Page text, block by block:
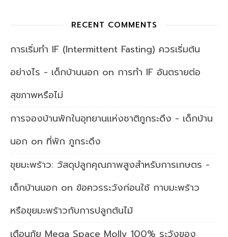
RECENT COMMENTS
การเริ่มทำ IF (Intermittent Fasting) ควรเริ่มต้น
อย่างไร - เด็กบ้านนอก on การทำ IF อันตรายต่อ
สุขภาพหรือไม่
การจองบ้านพักในอุทยานแห่งชาติภูกระดึง - เด็กบ้าน
นอก on ที่พัก ภูกระดึง
ขุยมะพร้าว: วัสดุปลูกคุณภาพสูงสำหรับการเกษตร -
เด็กบ้านนอก on ข้อควรระวังก่อนใช้ กาบมะพร้าว
หรือขุยมะพร้าวกับการปลูกต้นไม้
เตือนภัย Mega Space Molly 100% ระวังของ